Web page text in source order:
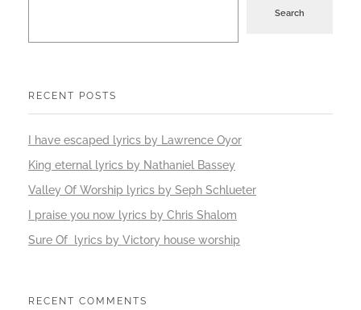
Search
RECENT POSTS
I have escaped lyrics by Lawrence Oyor
King eternal lyrics by Nathaniel Bassey
Valley Of Worship lyrics by Seph Schlueter
I praise you now lyrics by Chris Shalom
Sure Of lyrics by Victory house worship
RECENT COMMENTS